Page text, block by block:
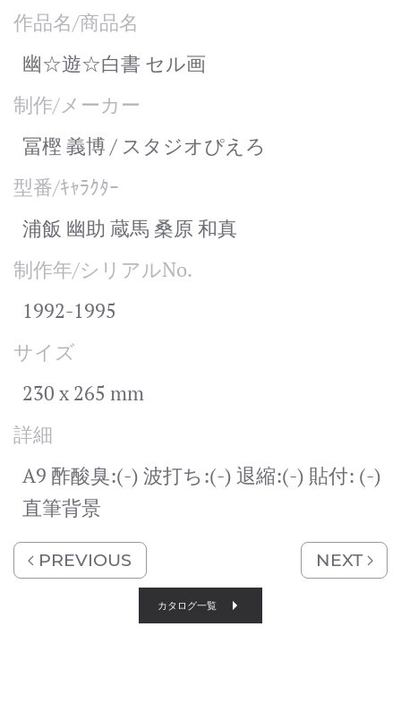
作品名/商品名
幽☆遊☆白書 セル画
制作/メーカー
冨樫 義博 / スタジオぴえろ
型番/ｷｬﾗｸﾀｰ
浦飯 幽助 蔵馬 桑原 和真
制作年/シリアルNo.
1992-1995
サイズ
230 x 265 mm
詳細
A9 酢酸臭:(-) 波打ち:(-) 退縮:(-) 貼付: (-)
直筆背景
PREVIOUS NEXT
カタログ一覧